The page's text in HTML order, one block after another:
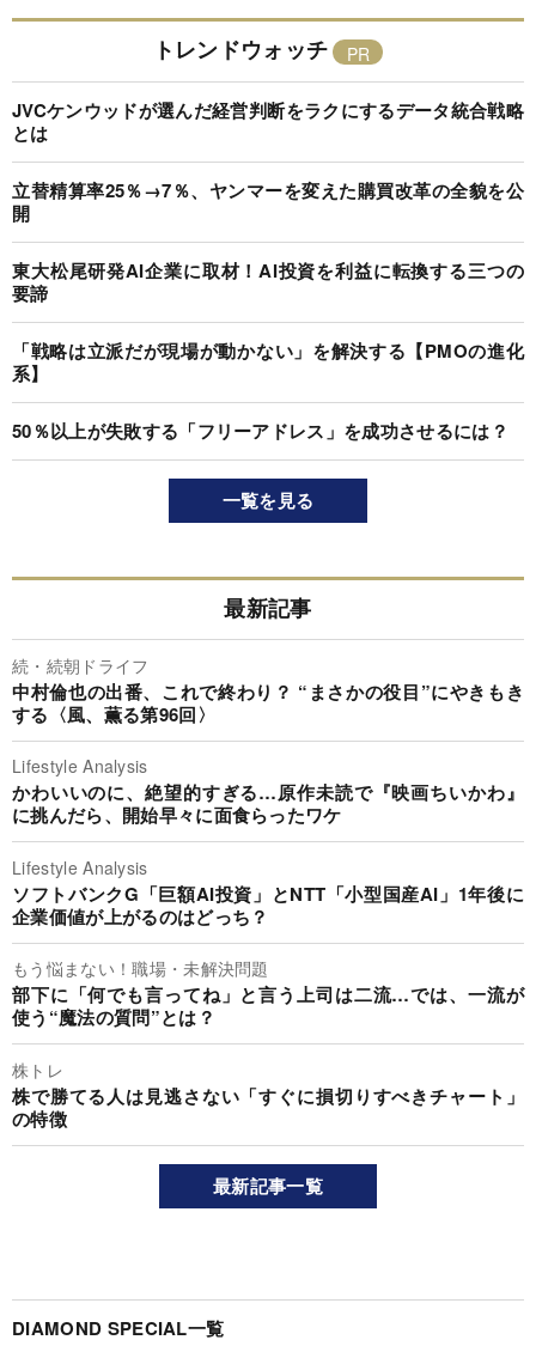
トレンドウォッチ
JVCケンウッドが選んだ経営判断をラクにするデータ統合戦略
とは
立替精算率25％→7％、ヤンマーを変えた購買改革の全貌を公
開
東大松尾研発AI企業に取材！AI投資を利益に転換する三つの
要諦
「戦略は立派だが現場が動かない」を解決する【PMOの進化
系】
50％以上が失敗する「フリーアドレス」を成功させるには？
一覧を見る
最新記事
続・続朝ドライフ
中村倫也の出番、これで終わり？ “まさかの役目”にやきもき
する〈風、薫る第96回〉
Lifestyle Analysis
かわいいのに、絶望的すぎる…原作未読で『映画ちいかわ』
に挑んだら、開始早々に面食らったワケ
Lifestyle Analysis
ソフトバンクG「巨額AI投資」とNTT「小型国産AI」1年後に
企業価値が上がるのはどっち？
もう悩まない！職場・未解決問題
部下に「何でも言ってね」と言う上司は二流…では、一流が
使う“魔法の質問”とは？
株トレ
株で勝てる人は見逃さない「すぐに損切りすべきチャート」
の特徴
最新記事一覧
DIAMOND SPECIAL一覧